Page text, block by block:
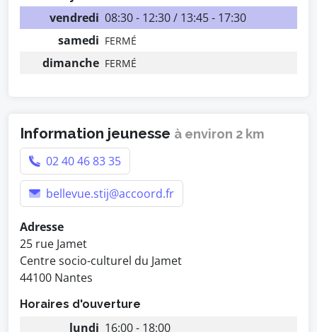
vendredi 08:30 - 12:30 / 13:45 - 17:30
samedi FERMÉ
dimanche FERMÉ
Information jeunesse à environ 2 km
02 40 46 83 35
bellevue.stij@accoord.fr
Adresse
25 rue Jamet
Centre socio-culturel du Jamet
44100 Nantes
Horaires d'ouverture
lundi 16:00 - 18:00